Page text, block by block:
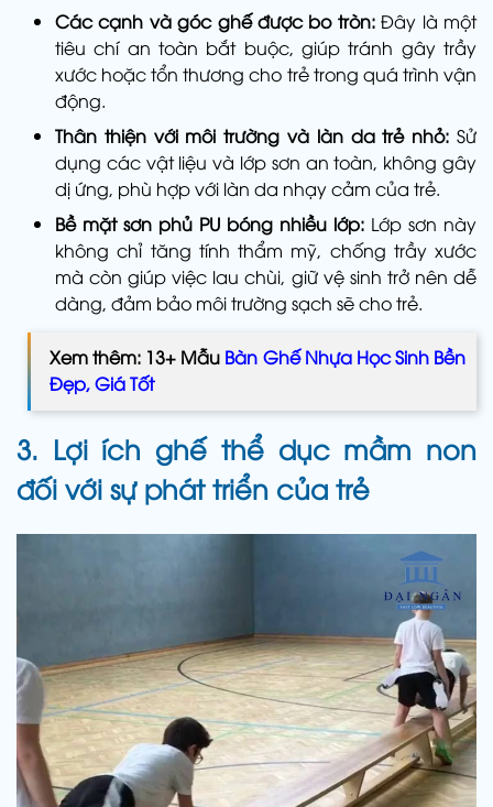
Các cạnh và góc ghế được bo tròn:Đây là một
tiêu chí an toàn bắt buộc, giúp tránh gây trầy
xước hoặc tổn thương cho trẻ trong quá trình vận
động.
Thân thiện với môi trường và làn da trẻ nhỏ: Sử
dụng các vật liệu và lớp sơn an toàn, không gây
dị ứng, phù hợp với làn da nhạy cảm của trẻ.
Bề mặt sơn phủ PU bóng nhiều lớp: Lớp sơn này
không chỉ tăng tính thẩm mỹ, chống trầy xước
mà còn giúp việc lau chùi, giữ vệ sinh trở nên dễ
dàng, đảm bảo môi trường sạch sẽ cho trẻ.
Xem thêm: 13+ Mẫu Bàn Ghế Nhựa Học Sinh Bền
Đẹp, Giá Tốt
3. Lợi ích ghế thể dục mầm non
đối với sự phát triển của trẻ